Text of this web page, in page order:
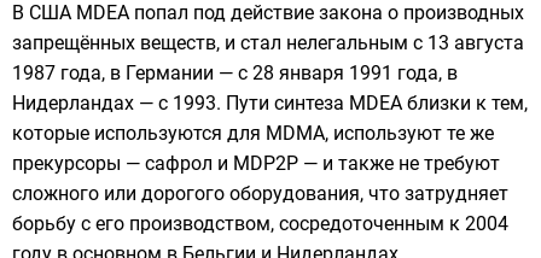
В США MDEA попал под действие закона о производных
запрещённых веществ, и стал нелегальным с 13 августа
1987 года, в Германии — с 28 января 1991 года, в
Нидерландах — с 1993. Пути синтеза MDEA близки к тем,
которые используются для MDMA, используют те же
прекурсоры — сафрол и MDP2P — и также не требуют
сложного или дорогого оборудования, что затрудняет
борьбу с его производством, сосредоточенным к 2004